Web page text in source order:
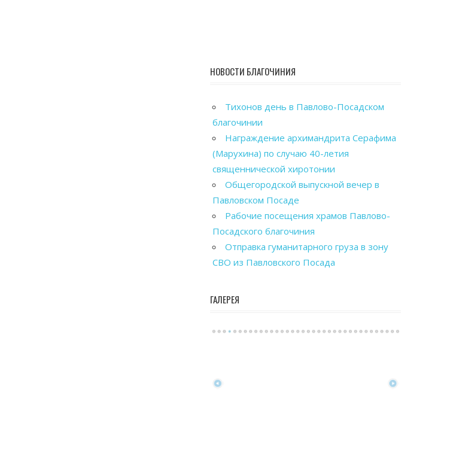
НОВОСТИ БЛАГОЧИНИЯ
Тихонов день в Павлово-Посадском
благочинии
Награждение архимандрита Серафима
(Марухина) по случаю 40-летия
священнической хиротонии
Общегородской выпускной вечер в
Павловском Посаде
Рабочие посещения храмов Павлово-
Посадского благочиния
Отправка гуманитарного груза в зону
СВО из Павловского Посада
ГАЛЕРЕЯ